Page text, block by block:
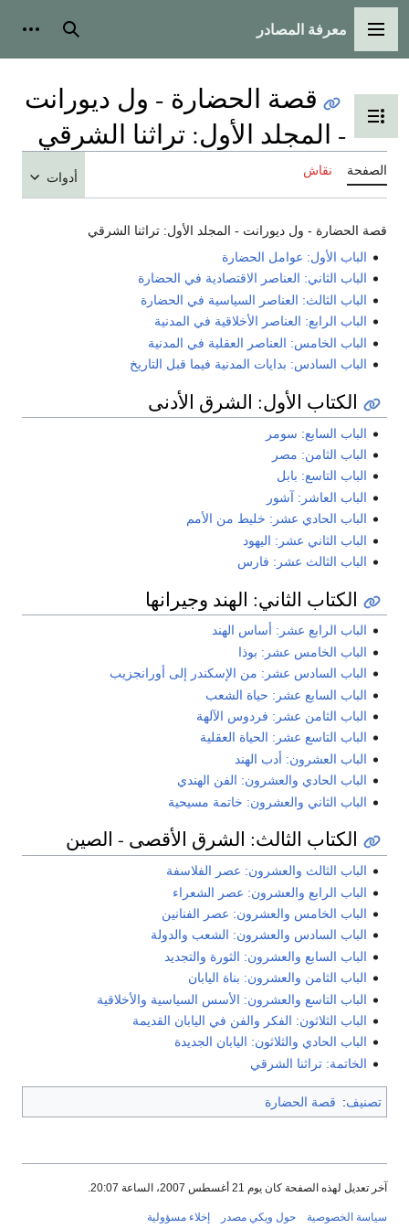
القائمة الرئيسية
معرفة المصادر بحث
تبديل عرض جدول المحتويات
قصة الحضارة - ول ديورانت
- المجلد الأول: تراثنا الشرقي
الصفحة نقاش أدوات
قصة الحضارة - ول ديورانت - المجلد الأول: تراثنا الشرقي
الباب الأول: عوامل الحضارة
الباب الثاني: العناصر الاقتصادية في الحضارة
الباب الثالث: العناصر السياسية في الحضارة
الباب الرابع: العناصر الأخلاقية في المدنية
الباب الخامس: العناصر العقلية في المدنية
الباب السادس: بدايات المدنية فيما قبل التاريخ
الكتاب الأول: الشرق الأدنى
الباب السابع: سومر
الباب الثامن: مصر
الباب التاسع: بابل
الباب العاشر: آشور
الباب الحادي عشر: خليط من الأمم
الباب الثاني عشر: اليهود
الباب الثالث عشر: فارس
الكتاب الثاني: الهند وجيرانها
الباب الرابع عشر: أساس الهند
الباب الخامس عشر: بوذا
الباب السادس عشر: من الإسكندر إلى أورانجزيب
الباب السابع عشر: حياة الشعب
الباب الثامن عشر: فردوس الآلهة
الباب التاسع عشر: الحياة العقلية
الباب العشرون: أدب الهند
الباب الحادي والعشرون: الفن الهندي
الباب الثاني والعشرون: خاتمة مسيحية
الكتاب الثالث: الشرق الأقصى - الصين
الباب الثالث والعشرون: عصر الفلاسفة
الباب الرابع والعشرون: عصر الشعراء
الباب الخامس والعشرون: عصر الفنانين
الباب السادس والعشرون: الشعب والدولة
الباب السابع والعشرون: الثورة والتجديد
الباب الثامن والعشرون: بناة اليابان
الباب التاسع والعشرون: الأسس السياسية والأخلاقية
الباب الثلاثون: الفكر والفن في اليابان القديمة
الباب الحادي والثلاثون: اليابان الجديدة
الخاتمة: تراثنا الشرقي
تصنيف: قصة الحضارة
آخر تعديل لهذه الصفحة كان يوم 21 أغسطس 2007، الساعة 20:07.
سياسة الخصوصية حول ويكي مصدر إخلاء مسؤولية